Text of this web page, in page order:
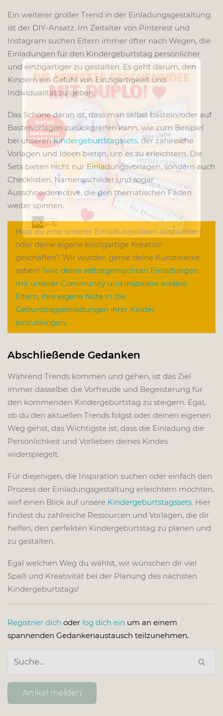
x
Ein weiterer großer Trend in der Einladungsgestaltung
ist der DIY-Ansatz. Im Zeitalter von Pinterest und
Instagram suchen Eltern immer öfter nach Wegen, die
Einladungen für den Kindergeburtstag persönlicher
und einzigartiger zu gestalten. Es geht darum, den
Kindern ein Gefühl von Einzigartigkeit und
Individualität zu geben.
Das Schöne daran ist, dass man selbst basteln, oder auf
Bastelvorlagen zurückgreifen kann, wie zum Beispiel
bei unserenKindergeburtstagssets, der zahlreiche
Vorlagen und Ideen bieten, um es zu erleichtern. Die
Sets bieten nicht nur Einladungsvorlagen, sondern auch
Checklisten, Namensschilder und sogar
Ausschneidemotive, die den thematischen Faden
weiter spinnen.
Hast du eine unserer Einladungsideen ausprobiert
oder deine eigene einzigartige Kreation
geschaffen? Wir würden gerne deine Kunstwerke
sehen! Teile deine selbstgemachten Einladungen
mit unserer Community und inspiriere andere
Eltern, ihre eigene Note in die
Geburtstagseinladungen ihrer Kinder
einzubringen.
Abschließende Gedanken
Während Trends kommen und gehen, ist das Ziel
immer dasselbe: die Vorfreude und Begeisterung für
den kommenden Kindergeburtstag zu steigern. Egal,
ob du den aktuellen Trends folgst oder deinen eigenen
Weg gehst, das Wichtigste ist, dass die Einladung die
Persönlichkeit und Vorlieben deines Kindes
widerspiegelt.
Für diejenigen, die Inspiration suchen oder einfach den
Prozess der Einladungsgestaltung erleichtern möchten,
wirf einen Blick auf unsere Kindergeburtstagssets. Hier
findest du zahlreiche Ressourcen und Vorlagen, die dir
helfen, den perfekten Kindergeburtstag zu planen und
zu gestalten.
Egal welchen Weg du wählst, wir wünschen dir viel
Spaß und Kreativität bei der Planung des nächsten
Kindergeburtstags!
Registrier dich oder log dich ein um an einem
spannenden Gedankenaustausch teilzunehmen.
Artikel melden